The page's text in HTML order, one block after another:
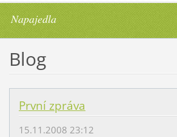
Napajedla
Blog
První zpráva
15.11.2008 23:12